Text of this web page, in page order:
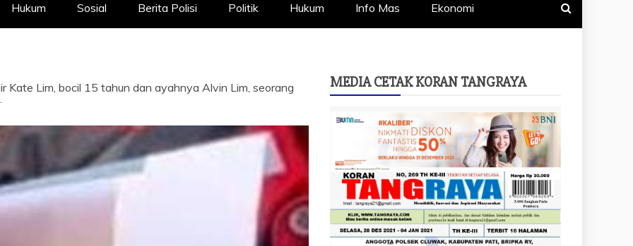
Hukum Sosial Berita Polisi Politik Hukum Info Mas Ekonomi
Kate Lim, bocil 15 tahun dan ayahnya Alvin Lim, seorang
MEDIA CETAK KORAN TANGRAYA